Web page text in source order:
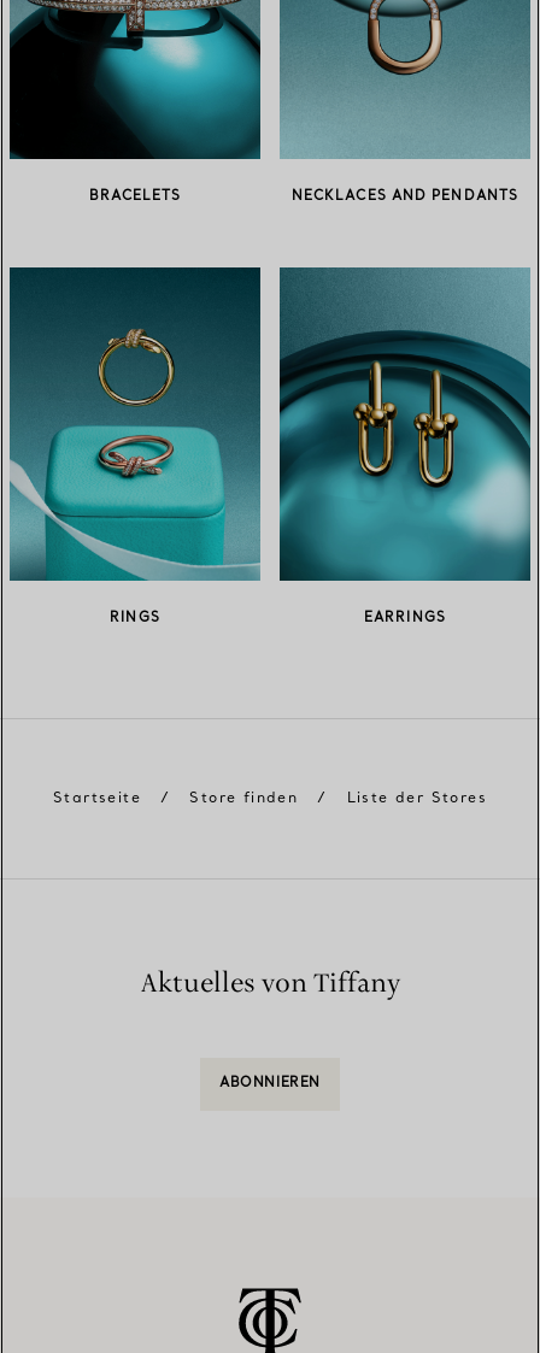
BRACELETS NECKLACES AND PENDANTS
RINGS EARRINGS
Startseite / Store finden / Liste der Stores
Aktuelles von Tiffany
ABONNIEREN